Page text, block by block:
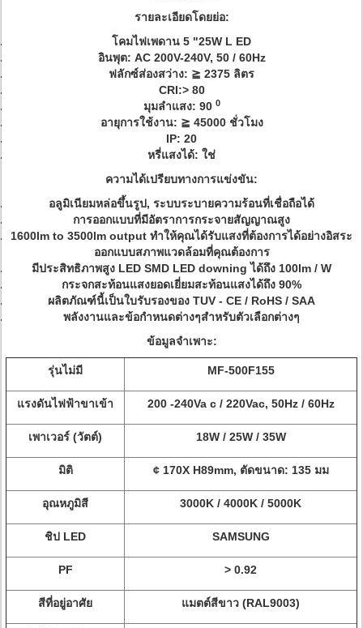
รายละเอียดโดยย่อ:
โคมไฟเพดาน 5 "25W L ED
อินพุต: AC 200V-240V, 50 / 60Hz
ฟลักซ์ส่องสว่าง: ≧ 2375 ลิตร
CRI:> 80
มุมลำแสง: 90 0
อายุการใช้งาน: ≧ 45000 ชั่วโมง
IP: 20
หรี่แสงได้: ใช่
ความได้เปรียบทางการแข่งขัน:
อลูมิเนียมหล่อขึ้นรูป, ระบบระบายความร้อนที่เชื่อถือได้
การออกแบบที่มีอัตราการกระจายสัญญาณสูง
1600lm to 3500lm output ทำให้คุณได้รับแสงที่ต้องการได้อย่างอิสระ
ออกแบบสภาพแวดล้อมที่คุณต้องการ
มีประสิทธิภาพสูง LED SMD LED downing ได้ถึง 100lm / W
กระจกสะท้อนแสงยอดเยี่ยมสะท้อนแสงได้ถึง 90%
ผลิตภัณฑ์นี้เป็นใบรับรองของ TUV - CE / RoHS / SAA
พลังงานและข้อกำหนดต่างๆสำหรับตัวเลือกต่างๆ
ข้อมูลจำเพาะ:
รุ่นไม่มี MF-500F155
แรงดันไฟฟ้าขาเข้า 200 -240Va c / 220Vac, 50Hz / 60Hz
เพาเวอร์ (วัตต์) 18W / 25W / 35W
มิติ ¢ 170X H89mm, ตัดขนาด: 135 มม
อุณหภูมิสี 3000K / 4000K / 5000K
ชิป LED SAMSUNG
PF > 0.92
สีที่อยู่อาศัย แมตต์สีขาว (RAL9003)